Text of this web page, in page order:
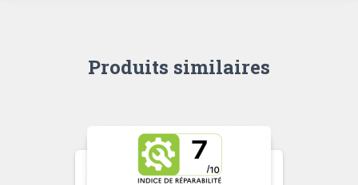
Produits similaires